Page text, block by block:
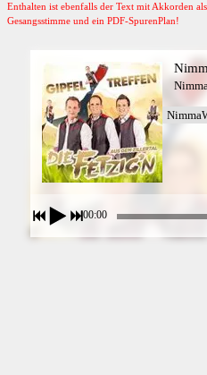
Enthalten ist ebenfalls der Text mit Akkorden
Gesangsstimme und ein PDF-SpurenPlan!
00:00